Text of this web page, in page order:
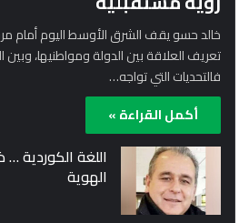
خالد حسو يقف الشرق الأوسط اليوم أمام
تعريف العلاقة بين الدولة ومواطنيها،
فالتحديات التي تواجه…
أكمل القراءة »
اللغة الكوردية
الهوية